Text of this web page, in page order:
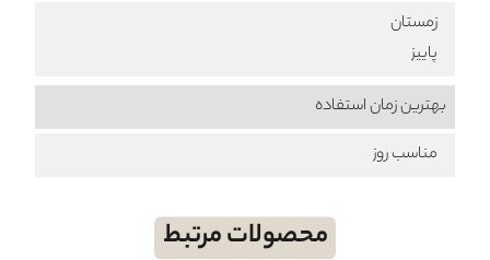
زمستان
پاییز
بهترین زمان استفاده
مناسب روز
محصولات مرتبط